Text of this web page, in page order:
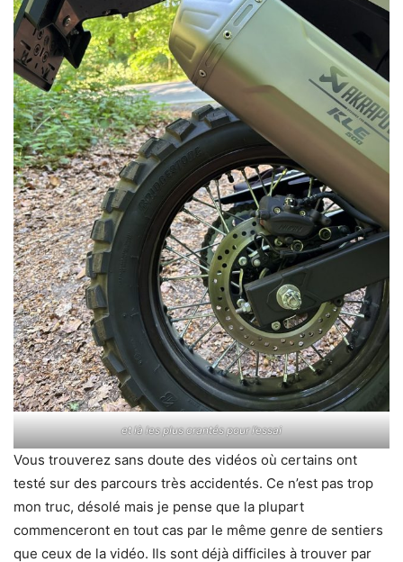
et là les plus crantés pour l’essai
Vous trouverez sans doute des vidéos où certains ont
testé sur des parcours très accidentés. Ce n’est pas trop
mon truc, désolé mais je pense que la plupart
commenceront en tout cas par le même genre de sentiers
que ceux de la vidéo. Ils sont déjà difficiles à trouver par